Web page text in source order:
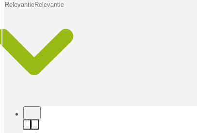
RelevantieRelevantie